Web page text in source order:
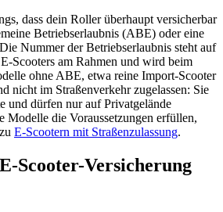
dass dein Roller überhaupt versicherbar
Betriebserlaubnis (ABE) oder eine
Nummer der Betriebserlaubnis steht auf
Scooters am Rahmen und wird beim
ohne ABE, etwa reine Import-Scooter
nicht im Straßenverkehr zugelassen: Sie
und dürfen nur auf Privatgelände
Modelle die Voraussetzungen erfüllen,
E-Scootern mit Straßenzulassung.
Scooter-Versicherung